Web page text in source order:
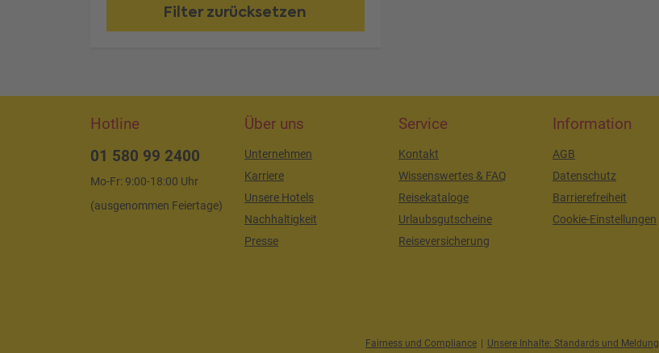
Filter zurücksetzen
Hotline
01 580 99 2400
Mo-Fr: 9:00-18:00 Uhr
(ausgenommen Feiertage)
Über uns
Unternehmen
Karriere
Unsere Hotels
Nachhaltigkeit
Presse
Service
Kontakt
Wissenswertes & FAQ
Reisekataloge
Urlaubsgutscheine
Reiseversicherung
Information
AGB
Datenschutz
Barrierefreiheit
Cookie-Einstellungen
Fairness und Compliance | Unsere Inhalte: Standards und Meldung